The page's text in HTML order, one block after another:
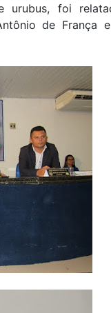
foi
de França